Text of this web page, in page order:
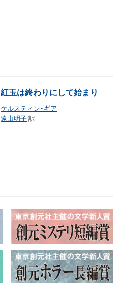
紅玉は終わりにして始まり
ケルスティン・ギア
遠山明子訳